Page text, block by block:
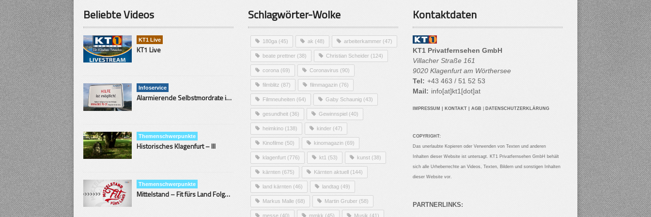
Beliebte Videos
KT1 Live
KT1 Live
Infoservice
Alarmierende Selbstmordrate in Kärnten
Themenschwerpunkte
Historisches Klagenfurt – III
Themenschwerpunkte
Mittelstand – Fit fürs Land Folge 9- Konditor
Schlagwörter-Wolke
180ga (45) ak (48) arbeiterkammer (47)
beate prettner (38) Christian Scheider (124)
corona (69) Coronavirus (90)
filmblitz (87) filmmagazin (76)
Filmneuheiten (64) Gaby Schaunig (43)
gesundheit (36) Gewinnspiel (40)
heimkino (138) kinder (47)
Kinofilme (50) kinomagazin (69)
klagenfurt (776) kt1 (53) kunst (38)
kärnten (675) Kärnten aktuell (144)
land kärnten (46) landtag (49)
Markus Malle (68) Martin Gruber (58)
messe (40) mmkk (45) Musik (41)
Kontaktdaten
KT1 Privatfernsehen GmbH
Villacher Straße 161
9020 Klagenfurt am Wörthersee
Tel: +43 463 / 51 52 53
Mail: info[at]kt1[dot]at
IMPRESSUM KONTAKT AGB DATENSCHUTZERKLÄRUNG
COPYRIGHT:
Das unerlaubte Kopieren oder Verwenden von Texten und anderen
Inhalten dieser Website ist untersagt. KT1 Privatfernsehen GmbH behält
sich alle Urheberrechte an Videos, Texten, Bildern und sonstigen Inhalten
dieser Website vor.
PARTNERLINKS: